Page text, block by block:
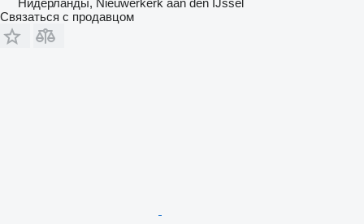
Связаться с продавцом